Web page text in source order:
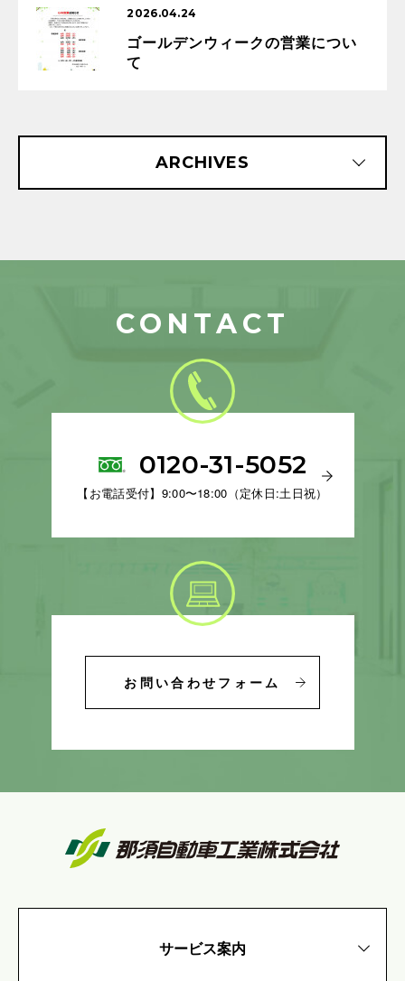
2026.04.24
ゴールデンウィークの営業につい
て
ARCHIVES
CONTACT
0120-31-5052
【お電話受付】9:00〜18:00（定休日:土日祝）
お問い合わせフォーム
サービス案内